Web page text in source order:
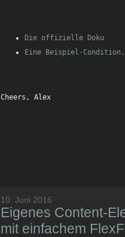
Die offizielle Doku
Eine Beispiel-
Cheers, Alex
10. Juni 2016
Eigenes Content-
mit einfachem